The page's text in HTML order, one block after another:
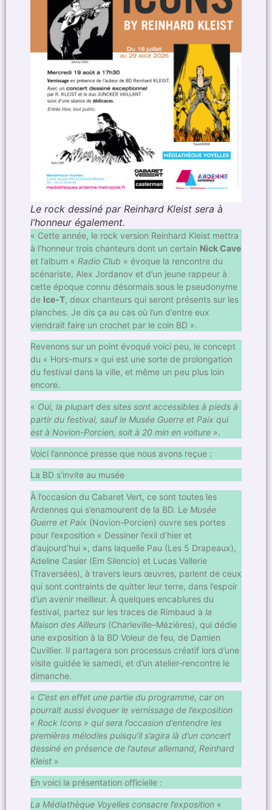
Le rock dessiné par Reinhard Kleist sera à
l’honneur également.
« Cette année, le rock version Reinhard Kleist mettra
à l’honneur trois chanteurs dont un certain Nick Cave
et l’album « Radio Club » évoque la rencontre du
scénariste, Alex Jordanov et d’un jeune rappeur à
cette époque connu désormais sous le pseudonyme
de Ice-T, deux chanteurs qui seront présents sur les
planches. Je dis ça au cas où l’un d’entre eux
viendrait faire un crochet par le coin BD ».
Revenons sur un point évoqué voici peu, le concept
du « Hors-murs » qui est une sorte de prolongation
du festival dans la ville, et même un peu plus loin
encore.
« Oui, la plupart des sites sont accessibles à pieds à
partir du festival, sauf le Musée Guerre et Paix qui
est à Novion-Porcien, soit à 20 min en voiture ».
Voici l’annonce presse que nous avons reçue :
La BD s’invite au musée
À l’occasion du Cabaret Vert, ce sont toutes les
Ardennes qui s’enamourent de la BD. Le Musée
Guerre et Paix (Novion-Porcien) ouvre ses portes
pour l’exposition « Dessiner l’exil d’hier et
d’aujourd’hui », dans laquelle Pau (Les 5 Drapeaux),
Adeline Casier (Em Silencio) et Lucas Vallerie
(Traversées), à travers leurs œuvres, parlent de ceux
qui sont contraints de quitter leur terre, dans l’espoir
d’un avenir meilleur. À quelques encablures du
festival, partez sur les traces de Rimbaud à la
Maison des Ailleurs (Charleville–Mézières), qui dédie
une exposition à la BD Voleur de feu, de Damien
Cuvillier. Il partagera son processus créatif lors d’une
visite guidée le samedi, et d’un atelier-rencontre le
dimanche.
« C’est en effet une partie du programme, car on
pourrait aussi évoquer le vernissage de l’exposition
« Rock Icons » qui sera l’occasion d’entendre les
premières mélodies puisqu’il s’agira là d’un concert
dessiné en présence de l’auteur allemand, Reinhard
Kleist »
En voici la présentation officielle :
La Médiathèque Voyelles consacre l’exposition «